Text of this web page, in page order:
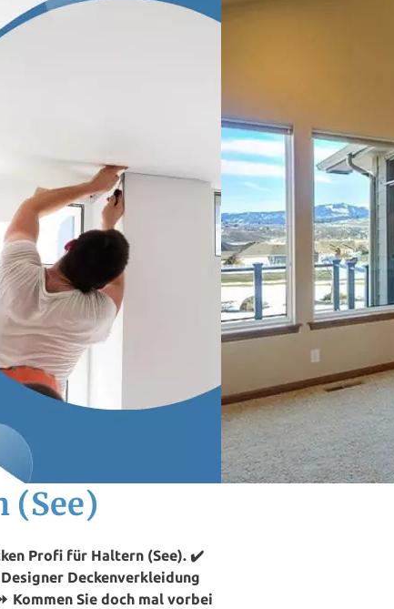
(See)
Profi für Haltern (See). ✔️
Designer Deckenverkleidung
Kommen Sie doch mal vorbei